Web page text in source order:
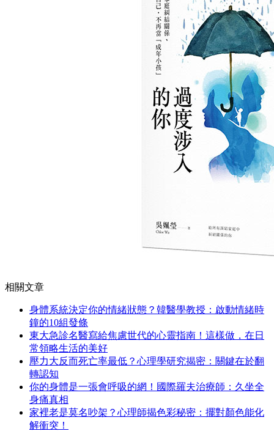
相關文章
身體系統決定你的情緒狀態？韓醫學教授：啟動情緒時
鐘的10組發條
東大急診名醫寫給焦慮世代的心靈指南！這樣做，在日
常領略生活的美好
壓力大反而死亡率最低？心理學研究揭密：關鍵在於翻
轉認知
你的身體是一張會呼吸的網！國際羅夫治療師：久坐全
身痛真相
家裡老是莫名吵架？心理師揭色彩秘密：擺對顏色能化
解衝突！